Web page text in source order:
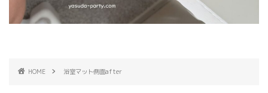
HOME 浴室マット側面after